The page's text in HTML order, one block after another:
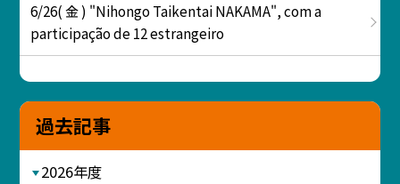
6/26( 金 ) "Nihongo Taikentai NAKAMA", com a
participação de 12 estrangeiro
過去記事
2026年度